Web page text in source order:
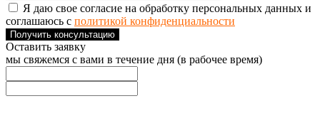
Я даю свое согласие на обработку персональных данных и
соглашаюсь с политикой конфиденциальности
Получить консультацию
Оставить заявку
мы свяжемся с вами в течение дня (в рабочее время)